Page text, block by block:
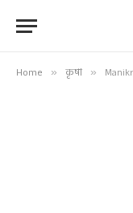
Home » कृषी »